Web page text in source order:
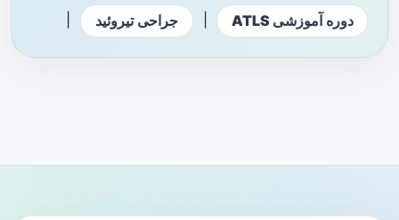
دوره آموزشی ATLS جراحی تیروئید